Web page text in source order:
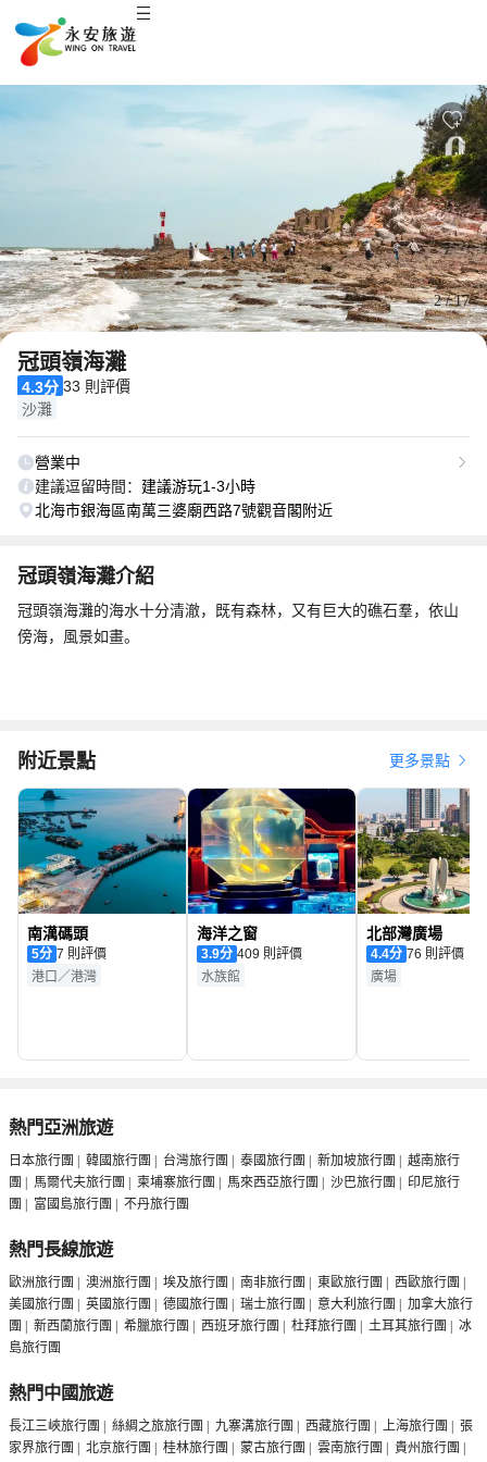
2/17
冠頭嶺海灘
4.3分 33 則評價
沙灘
營業中
建議逗留時間： 建議游玩1-3小時
北海市銀海區南萬三婆廟西路7號觀音閣附近
冠頭嶺海灘介紹
冠頭嶺海灘的海水十分清澈，既有森林，又有巨大的礁石羣，依山
傍海，風景如畫。
附近景點 更多景點
南澫碼頭
5分
7 則評價
港口／港灣
海洋之窗
3.9分
409 則評價
水族館
北部灣廣場
4.4分
76 則評價
廣場
熱門亞洲旅遊
日本旅行團 | 韓國旅行團 | 台灣旅行團 | 泰國旅行團 | 新加坡旅行團 | 越南旅行
團 | 馬爾代夫旅行團 | 柬埔寨旅行團 | 馬來西亞旅行團 | 沙巴旅行團 | 印尼旅行
團 | 富國島旅行團 | 不丹旅行團
熱門長線旅遊
歐洲旅行團 | 澳洲旅行團 | 埃及旅行團 | 南非旅行團 | 東歐旅行團 | 西歐旅行團 |
美國旅行團 | 英國旅行團 | 德國旅行團 | 瑞士旅行團 | 意大利旅行團 | 加拿大旅行
團 | 新西蘭旅行團 | 希臘旅行團 | 西班牙旅行團 | 杜拜旅行團 | 土耳其旅行團 | 冰
島旅行團
熱門中國旅遊
長江三峽旅行團 | 絲綢之旅旅行團 | 九寨溝旅行團 | 西藏旅行團 | 上海旅行團 | 張
家界旅行團 | 北京旅行團 | 桂林旅行團 | 蒙古旅行團 | 雲南旅行團 | 貴州旅行團 |